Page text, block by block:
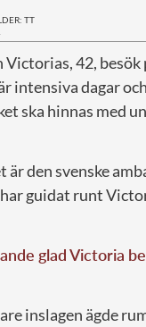
TT
Victorias, 42, besök
intensiva dagar
ska hinnas med
är den svenske
guidat runt
glad Victoria
inslagen ägde